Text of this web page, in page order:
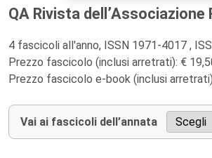
QA Rivista dell’Associazione
4 fascicoli all'anno, ISSN 1971-4017 ,
Prezzo fascicolo (inclusi arretrati): €
Prezzo fascicolo e-book (inclusi
Vai ai fascicoli dell’annata